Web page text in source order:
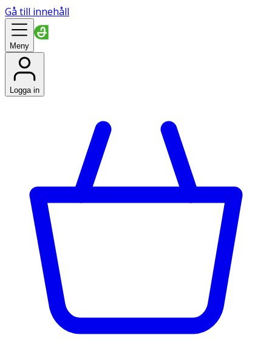
Gå till innehåll
Meny
Logga in